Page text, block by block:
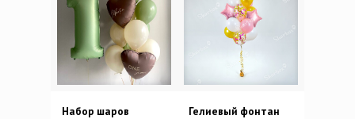
Набор шаров
Гелиевый фонтан